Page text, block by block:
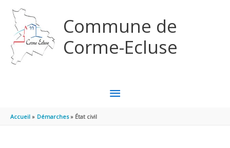
Commune de
Corme-Ecluse
MENU
Accueil Démarches État civil